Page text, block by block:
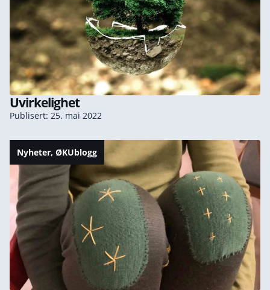
Uvirkelighet
Publisert: 25. mai 2022
Nyheter, ØKUblogg